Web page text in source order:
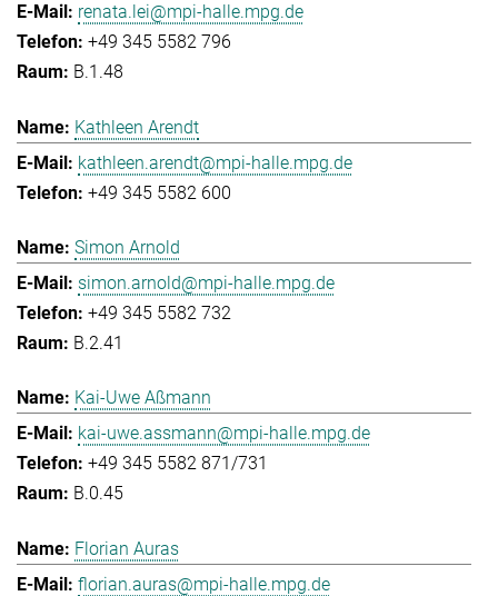
renata.lei@mpi-halle.mpg.de
+49 345 5582 796
B.1.48
Kathleen Arendt
kathleen.arendt@mpi-halle.mpg.de
+49 345 5582 600
Simon Arnold
simon.arnold@mpi-halle.mpg.de
+49 345 5582 732
B.2.41
Kai-Uwe Aßmann
kai-uwe.assmann@mpi-halle.mpg.de
+49 345 5582 871/731
B.0.45
Florian Auras
florian.auras@mpi-halle.mpg.de